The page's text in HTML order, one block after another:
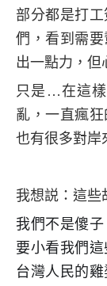
部分都是打
們，看到需
出一點力，
只是…在這
亂，一直瘋
也有很多對岸
我想説：這些
我們不是傻
要小看我們
台灣人民的